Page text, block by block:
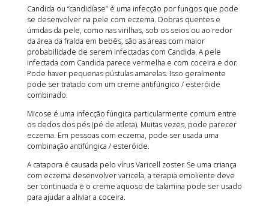
Candida ou “candidíase” é uma infecção por fungos que pode
se desenvolver na pele com eczema. Dobras quentes e
úmidas da pele, como nas virilhas, sob os seios ou ao redor
da área da fralda em bebês, são as áreas com maior
probabilidade de serem infectadas com Candida. A pele
infectada com Candida parece vermelha e com coceira e dor.
Pode haver pequenas pústulas amarelas. Isso geralmente
pode ser tratado com um creme antifúngico / esteróide
combinado.
Micose é uma infecção fúngica particularmente comum entre
os dedos dos pés (pé de atleta). Muitas vezes, pode parecer
eczema. Em pessoas com eczema, pode ser usada uma
combinação antifúngica / esteróide.
A catapora é causada pelo vírus Varicell zoster. Se uma criança
com eczema desenvolver varicela, a terapia emoliente deve
ser continuada e o creme aquoso de calamina pode ser usado
para ajudar a aliviar a coceira.